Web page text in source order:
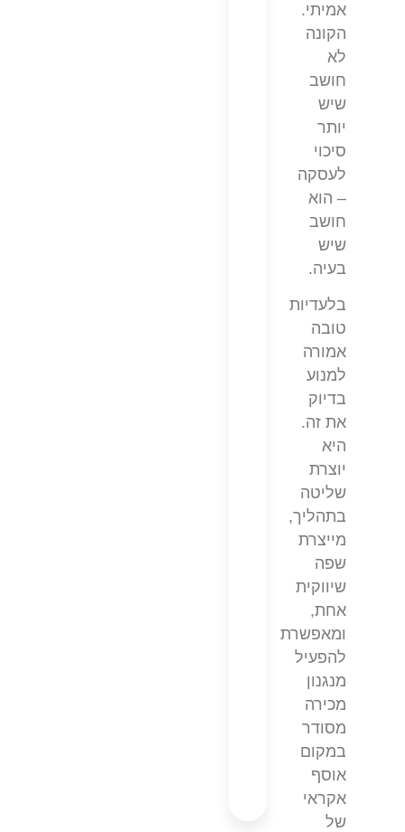
אמיתי.
הקונה
לא
חושב
שיש
יותר
סיכוי
לעסקה
– הוא
חושב
שיש
בעיה.
בלעדיות
טובה
אמורה
למנוע
בדיוק
את זה.
היא
יוצרת
שליטה
בתהליך,
מייצרת
שפה
שיווקית
אחת,
ומאפשרת
להפעיל
מנגנון
מכירה
מסודר
במקום
אוסף
אקראי
של